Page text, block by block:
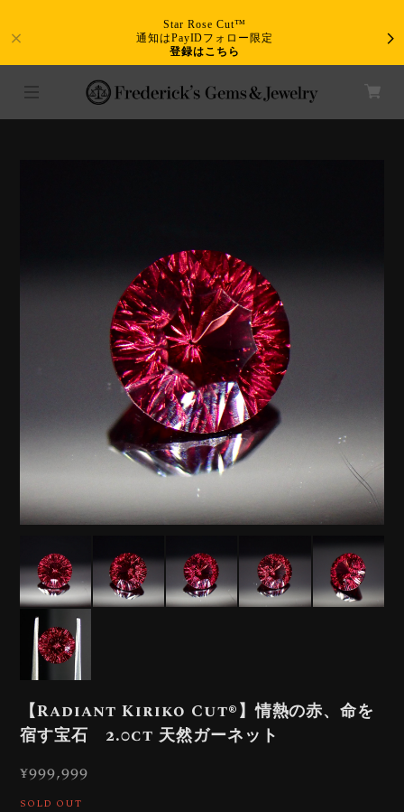
Star Rose Cut™
通知はPayIDフォロー限定
登録はこちら
【Radiant Kiriko Cut®︎】情熱の赤、命を
宿す宝石 2.0ct 天然ガーネット
¥999,999
SOLD OUT